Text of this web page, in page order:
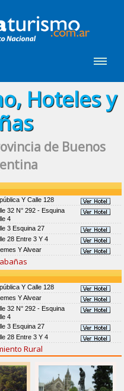
Hoteles y
de Buenos
Y Calle 128
32 N° 292 - Esquina
4
3 Esquina 27
28 Entre 3 Y 4
Y Alvear
Y Calle 128
Y Alvear
32 N° 292 - Esquina
4
3 Esquina 27
28 Entre 3 Y 4
Rural